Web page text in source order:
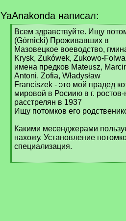
YaAnakonda написал:
[
q
]
Всем здравствуйте. Ищу
(Górnicki) Проживавших в
Мазовецкое воеводство,
Krysk, Żukówek, Żukowo-
имена предков Mateusz,
Antoni, Zofia, Władysław
Franciszek - это мой прадед
мировой в Росиию в г.
расстрелян в 1937
Ищу потомков его
Какими месенджерами
нахожу. Установление
специализация.